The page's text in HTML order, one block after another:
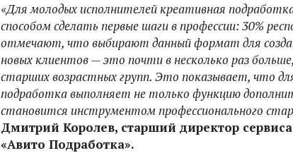
«Для молодых исполнителей креативная
способом сделать первые шаги в профессии: 30%
отмечают, что выбирают данный формат для
новых клиентов — это почти в несколько раз
старших возрастных групп. Это показывает, что
подработка выполняет не только функцию
становится инструментом профессионального
Дмитрий Королев, старший директор
«Авито Подработка».